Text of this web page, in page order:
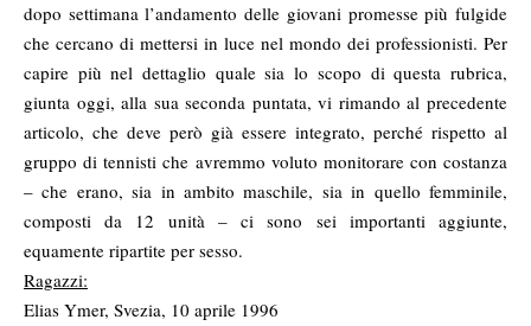
dopo settimana l’andamento delle giovani promesse più fulgide
che cercano di mettersi in luce nel mondo dei professionisti. Per
capire più nel dettaglio quale sia lo scopo di questa rubrica,
giunta oggi, alla sua seconda puntata,vi rimando al precedente
articolo, che deve però già essere integrato, perché rispetto al
gruppo di tennisti che avremmo voluto monitorare con costanza
– che erano, sia in ambito maschile, sia in quello femminile,
composti da 12 unità – ci sono sei importanti aggiunte,
equamente ripartite per sesso.
Ragazzi:
Elias Ymer, Svezia, 10 aprile 1996